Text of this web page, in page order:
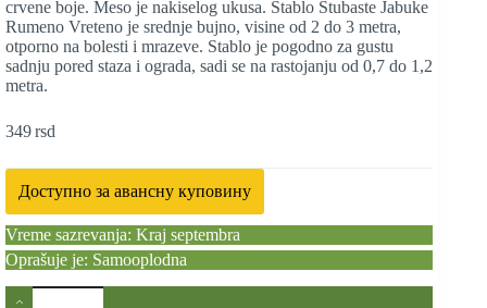
crvene boje. Meso je nakiselog ukusa. Stablo Stubaste Jabuke
Rumeno Vreteno je srednje bujno, visine od 2 do 3 metra,
otporno na bolesti i mrazeve. Stablo je pogodno za gustu
sadnju pored staza i ograda, sadi se na rastojanju od 0,7 do 1,2
metra.
349rsd
Доступно за авансну куповину
Vreme sazrevanja: Kraj septembra
Oprašuje je: Samooplodna
Stubaste